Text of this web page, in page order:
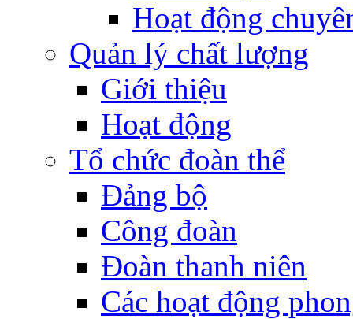
Hoạt động
Quản lý chất lượng
Giới thiệu
Hoạt động
Tổ chức đoàn thể
Đảng bộ
Công đoàn
Đoàn thanh niên
Các hoạt động